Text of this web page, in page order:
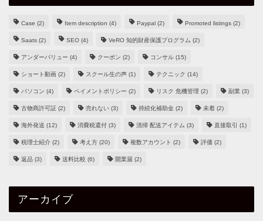
Case (2) Item description (4) Paypal (2) Promoted listings (2)
Saats (2) SEO (4) VeRO 知的財産保護プログラム (2)
アンダーバリュー (4) クーポン (2) コンサル (15)
ショート動画 (2) スクール生の声 (1) テクニック (14)
パソコン (4) ペイメントポリシー (2) リスク 危機管理 (2) 副業 (3)
古物商許可証 (2) 売れない (3) 持続化補助金 (2) 未着 (2)
海外発送 (12) 消費税還付 (3) 清掃 配送アイテム (3) 直接取引 (1)
税理士紹介 (2) 考え方 (20) 複数アカウント (2) 評価 (2)
返品 (3) 送料比較 (6) 開業届 (2)
アーカイブ